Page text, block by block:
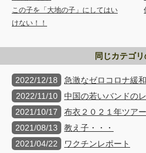
この子を「大地の子」にしてはい
けない！！
同じカテゴ
2022/12/18
急激なゼロコロナ緩
2022/11/10
中国の若いバンドの
2021/10/17
布衣２０２１年ツア
2021/08/13
教え子・・・
2021/04/22
ワクチンレポート